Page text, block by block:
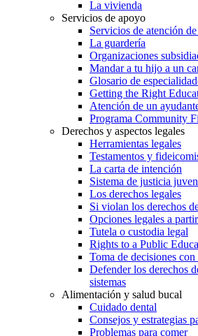
La vivienda
Servicios de apoyo
Servicios de atención
La guardería
Organizaciones
Mandar a tu hijo a un
Glosario de
Getting the Right
Atención de un
Programa Community
Derechos y aspectos legales
Herramientas legales
Testamentos y
La carta de intención
Sistema de justicia
Los derechos legales
Si violan los derechos
Opciones legales a
Tutela o custodia legal
Rights to a Public
Toma de decisiones
Defender los derechos
sistemas
Alimentación y salud bucal
Cuidado dental
Consejos y estrategias
Problemas para comer